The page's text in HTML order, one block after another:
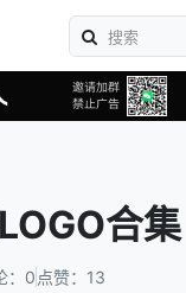
合集
：0 点赞：13